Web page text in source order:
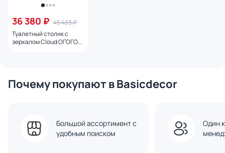
36 380 ₽ 45 433 ₽
Туалетный столик с
зеркалом Cloud ОГОГО
Почему покупают в Basicdecor
Большой ассортимент с
удобным поиском
Один